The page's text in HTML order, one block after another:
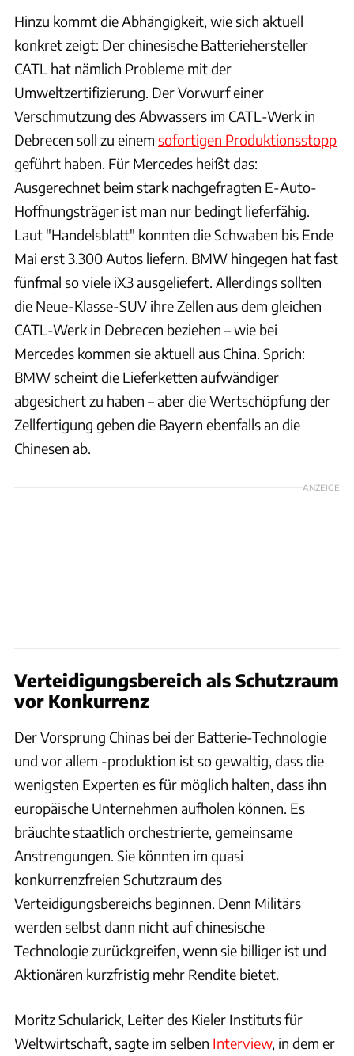
Hinzu kommt die Abhängigkeit, wie sich aktuell
konkret zeigt: Der chinesische Batteriehersteller
CATL hat nämlich Probleme mit der
Umweltzertifizierung. Der Vorwurf einer
Verschmutzung des Abwassers im CATL-Werk in
Debrecen soll zu einem sofortigen Produktionsstopp
geführt haben. Für Mercedes heißt das:
Ausgerechnet beim stark nachgefragten E-Auto-
Hoffnungsträger ist man nur bedingt lieferfähig.
Laut "Handelsblatt" konnten die Schwaben bis Ende
Mai erst 3.300 Autos liefern. BMW hingegen hat fast
fünfmal so viele iX3 ausgeliefert. Allerdings sollten
die Neue-Klasse-SUV ihre Zellen aus dem gleichen
CATL-Werk in Debrecen beziehen – wie bei
Mercedes kommen sie aktuell aus China. Sprich:
BMW scheint die Lieferketten aufwändiger
abgesichert zu haben – aber die Wertschöpfung der
Zellfertigung geben die Bayern ebenfalls an die
Chinesen ab.
ANZEIGE
Verteidigungsbereich als Schutzraum
vor Konkurrenz
Der Vorsprung Chinas bei der Batterie-Technologie
und vor allem -produktion ist so gewaltig, dass die
wenigsten Experten es für möglich halten, dass ihn
europäische Unternehmen aufholen können. Es
bräuchte staatlich orchestrierte, gemeinsame
Anstrengungen. Sie könnten im quasi
konkurrenzfreien Schutzraum des
Verteidigungsbereichs beginnen. Denn Militärs
werden selbst dann nicht auf chinesische
Technologie zurückgreifen, wenn sie billiger ist und
Aktionären kurzfristig mehr Rendite bietet.
Moritz Schularick, Leiter des Kieler Instituts für
Weltwirtschaft, sagte im selben Interview, in dem er